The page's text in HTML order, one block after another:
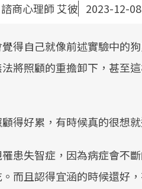
諮商心理師 艾彼 2023-12-08
得自己就像前述實驗中的
將照顧的重擔卸下，甚至
顧得好累，有時候真的很想
患失智症，因為病症會不
而且認得宜涵的時候還好